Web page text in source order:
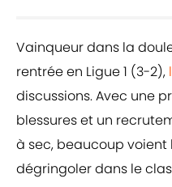
Vainqueur dans la
rentrée en Ligue 1 (3-2),
discussions. Avec une
blessures et un
à sec, beaucoup
dégringoler dans le